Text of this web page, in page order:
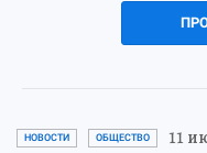
НОВОСТИ ОБЩЕСТВО 11